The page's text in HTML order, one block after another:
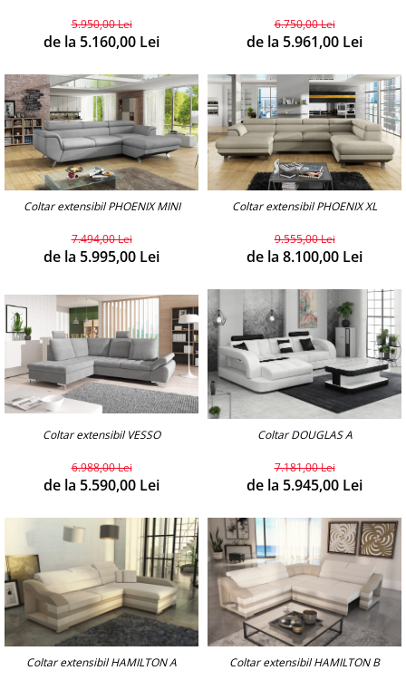
5.950,00 Lei
de la 5.160,00 Lei
6.750,00 Lei
de la 5.961,00 Lei
Coltar extensibil PHOENIX MINI
7.494,00 Lei
de la 5.995,00 Lei
Coltar extensibil PHOENIX XL
9.555,00 Lei
de la 8.100,00 Lei
Coltar extensibil VESSO
6.988,00 Lei
de la 5.590,00 Lei
Coltar DOUGLAS A
7.181,00 Lei
de la 5.945,00 Lei
Coltar extensibil HAMILTON A Coltar extensibil HAMILTON B